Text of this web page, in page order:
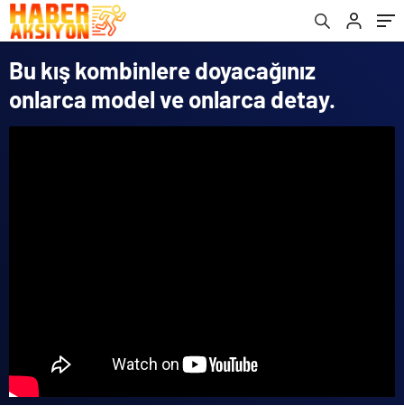
Bu kış kombinlere doyacağınız
onlarca model ve onlarca detay.